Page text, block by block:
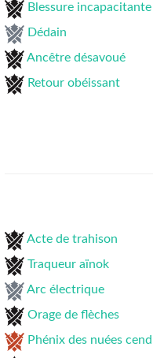
Blessure incapacitante
Dédain
Ancêtre désavoué
Retour obéissant
Acte de trahison
Traqueur aïnok
Arc électrique
Orage de flèches
Phénix des nuées